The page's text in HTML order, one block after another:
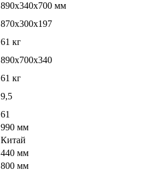
890x340x700 мм
870х300х197
61 кг
890х700х340
61 кг
9,5
61
990 мм
Китай
440 мм
800 мм